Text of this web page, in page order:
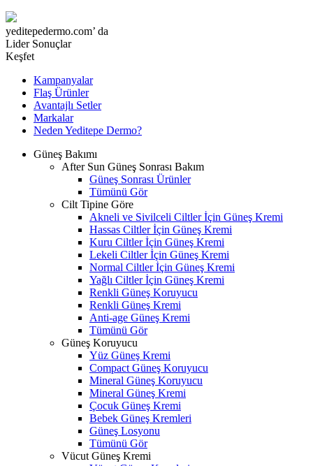
yeditepedermo.com’ da
Lider Sonuçlar
Keşfet
Kampanyalar
Flaş Ürünler
Avantajlı Setler
Markalar
Neden Yeditepe Dermo?
Güneş Bakımı
After Sun Güneş Sonrası Bakım
Güneş Sonrası Ürünler
Tümünü Gör
Cilt Tipine Göre
Akneli ve Sivilceli Ciltler İçin Güneş Kremi
Hassas Ciltler İçin Güneş Kremi
Kuru Ciltler İçin Güneş Kremi
Lekeli Ciltler İçin Güneş Kremi
Normal Ciltler İçin Güneş Kremi
Yağlı Ciltler İçin Güneş Kremi
Renkli Güneş Koruyucu
Renkli Güneş Kremi
Anti-age Güneş Kremi
Tümünü Gör
Güneş Koruyucu
Yüz Güneş Kremi
Compact Güneş Koruyucu
Mineral Güneş Koruyucu
Mineral Güneş Kremi
Çocuk Güneş Kremi
Bebek Güneş Kremleri
Güneş Losyonu
Tümünü Gör
Vücut Güneş Kremi